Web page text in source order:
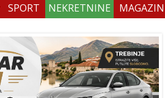
SPORT NEKRETNINE